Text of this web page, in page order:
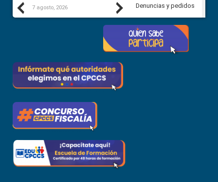
Previous
7 agosto, 2026 7 agosto, 2026
Next
Denuncias y pedidos